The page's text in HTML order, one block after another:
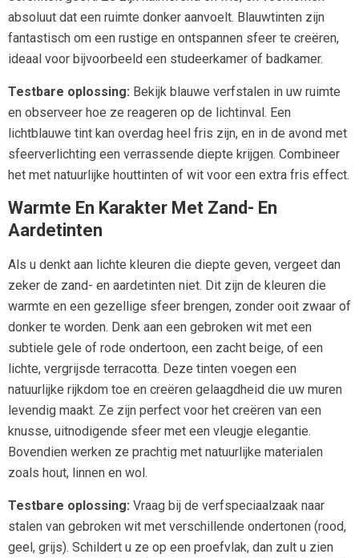
absoluut dat een ruimte donker aanvoelt. Blauwtinten zijn
fantastisch om een rustige en ontspannen sfeer te creëren,
ideaal voor bijvoorbeeld een studeerkamer of badkamer.
Testbare oplossing: Bekijk blauwe verfstalen in uw ruimte
en observeer hoe ze reageren op de lichtinval. Een
lichtblauwe tint kan overdag heel fris zijn, en in de avond met
sfeerverlichting een verrassende diepte krijgen. Combineer
het met natuurlijke houttinten of wit voor een extra fris effect.
Warmte En Karakter Met Zand- En
Aardetinten
Als u denkt aan lichte kleuren die diepte geven, vergeet dan
zeker de zand- en aardetinten niet. Dit zijn de kleuren die
warmte en een gezellige sfeer brengen, zonder ooit zwaar of
donker te worden. Denk aan een gebroken wit met een
subtiele gele of rode ondertoon, een zacht beige, of een
lichte, vergrijsde terracotta. Deze tinten voegen een
natuurlijke rijkdom toe en creëren gelaagdheid die uw muren
levendig maakt. Ze zijn perfect voor het creëren van een
knusse, uitnodigende sfeer met een vleugje elegantie.
Bovendien werken ze prachtig met natuurlijke materialen
zoals hout, linnen en wol.
Testbare oplossing: Vraag bij de verfspeciaalzaak naar
stalen van gebroken wit met verschillende ondertonen (rood,
geel, grijs). Schildert u ze op een proefvlak, dan zult u zien